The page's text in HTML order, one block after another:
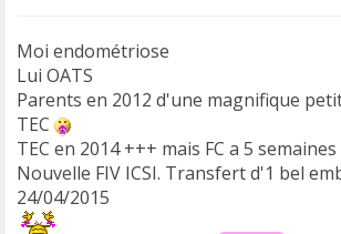
Moi endométriose
Lui OATS
Parents en 2012 d'une magnifique
TEC
TEC en 2014 +++ mais FC a 5 semaines
Nouvelle FIV ICSI. Transfert d'1 bel
24/04/2015